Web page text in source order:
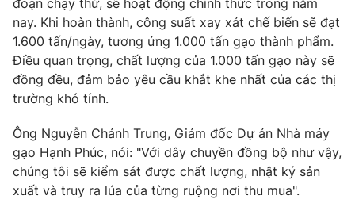
® Cấm sao chép dưới mọi hình thức nếu không có sự chấp
thuận bằng văn bản. Ghi rõ nguồn VTV.vn khi phát hành lại
thông tin từ website này.
đoạn chạy thử, sẽ hoạt động chính thức trong năm
nay. Khi hoàn thành, công suất xay xát chế biến sẽ đạt
1.600 tấn/ngày, tương ứng 1.000 tấn gạo thành phẩm.
Điều quan trọng, chất lượng của 1.000 tấn gạo này sẽ
đồng đều, đảm bảo yêu cầu khắt khe nhất của các thị
trường khó tính.
Ông Nguyễn Chánh Trung, Giám đốc Dự án Nhà máy
gạo Hạnh Phúc, nói: "Với dây chuyền đồng bộ như vậy,
chúng tôi sẽ kiểm sát được chất lượng, nhật ký sản
xuất và truy ra lúa của từng ruộng nơi thu mua".